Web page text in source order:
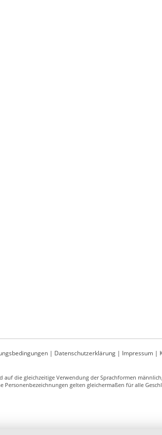
| Datenschutzerklärung| Impressum|
auf die gleichzeitige Verwendung der Sprachformen
Personenbezeichnungen gelten gleichermaßen für alle